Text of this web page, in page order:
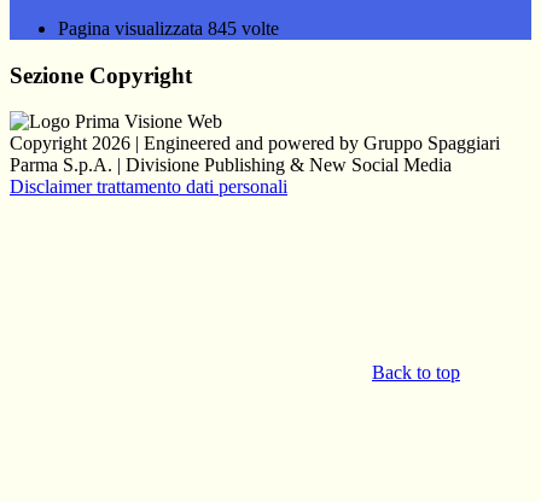
Pagina visualizzata 845 volte
Sezione Copyright
Copyright 2026 | Engineered and powered by Gruppo Spaggiari
Parma S.p.A. | Divisione Publishing & New Social Media
Disclaimer trattamento dati personali
Back to top